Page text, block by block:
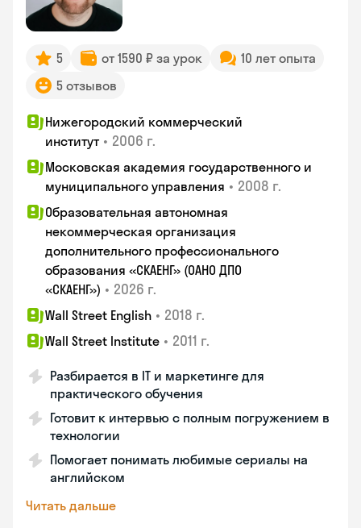
5 от 1590 ₽ за урок
10 лет опыта
5 отзывов
Нижегородский коммерческий
институт • 2006 г.
Московская академия государственного и
муниципального управления • 2008 г.
Образовательная автономная
некоммерческая организация
дополнительного профессионального
образования «СКАЕНГ» (ОАНО ДПО
«СКАЕНГ») • 2026 г.
Wall Street English • 2018 г.
Wall Street Institute • 2011 г.
Разбирается в IT и маркетинге для
практического обучения
Готовит к интервью с полным погружением в
технологии
Помогает понимать любимые сериалы на
английском
Читать дальше